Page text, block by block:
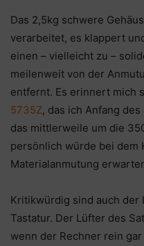
Das 2,5kg schwere
verarbeitet, es klappert
einen – vielleicht zu –
meilenweit von der
entfernt. Es erinnert mich
5735Z, das ich Anfang
das mittlerweile um die
persönlich würde bei dem
Materialanmutung
Kritikwürdig sind auch der
Tastatur. Der Lüfter des
wenn der Rechner rein